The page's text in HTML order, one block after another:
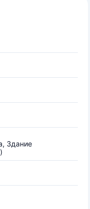
Здание